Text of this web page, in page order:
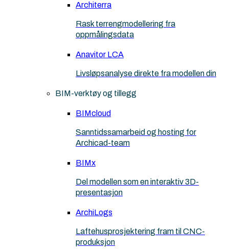
Architerra
Rask terrengmodellering fra
oppmålingsdata
Anavitor LCA
Livsløpsanalyse direkte fra modellen din
BIM-verktøy og tillegg
BIMcloud
Sanntidssamarbeid og hosting for
Archicad-team
BIMx
Del modellen som en interaktiv 3D-
presentasjon
ArchiLogs
Laftehusprosjektering fram til CNC-
produksjon